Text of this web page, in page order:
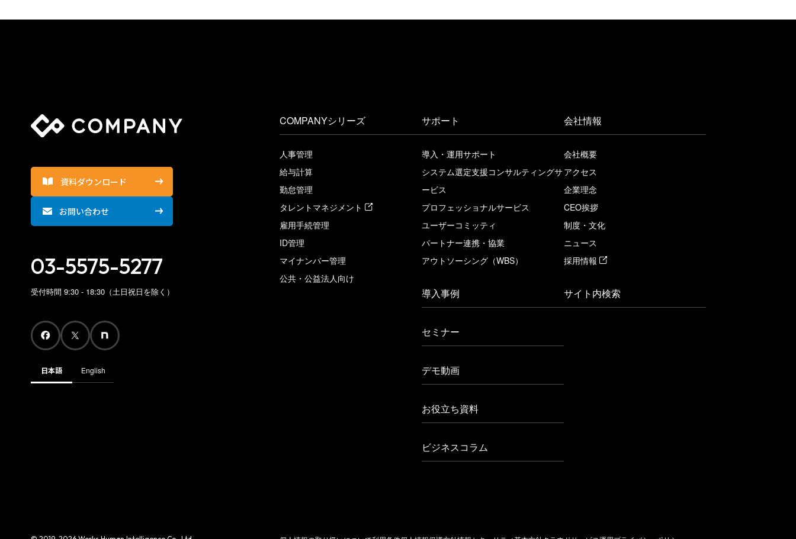
資料ダウンロード
お問い合わせ
03-5575-5277
受付時間 9:30 - 18:30（土日祝日を除く）
日本語 English
COMPANYシリーズ
人事管理
給与計算
勤怠管理
タレントマネジメント
雇用手続管理
ID管理
マイナンバー管理
公共・公益法人向け
サポート
導入・運用サポート
システム選定支援コンサルティングサ
ービス
プロフェッショナルサービス
ユーザーコミッティ
パートナー連携・協業
アウトソーシング（WBS）
導入事例
セミナー
デモ動画
お役立ち資料
ビジネスコラム
会社情報
会社概要
アクセス
企業理念
CEO挨拶
制度・文化
ニュース
採用情報
サイト内検索